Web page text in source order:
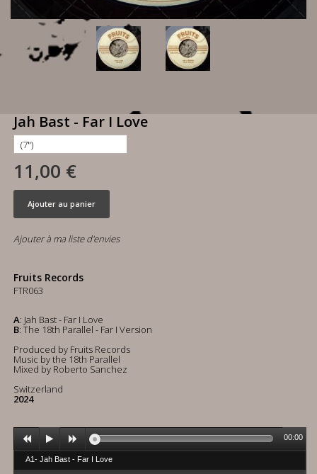
Jah Bast - Far I Love
11,00 €
Ajouter au panier
Ajouter à ma liste d'envies
Fruits Records
FTR063
A: Jah Bast - Far I Love
B: The 18th Parallel - Far I Version
Produced by Fruits Records
Music by the 18th Parallel
Mixed by Roberto Sanchez
Switzerland
2024
A1- Jah Bast - Far I Love
00:00